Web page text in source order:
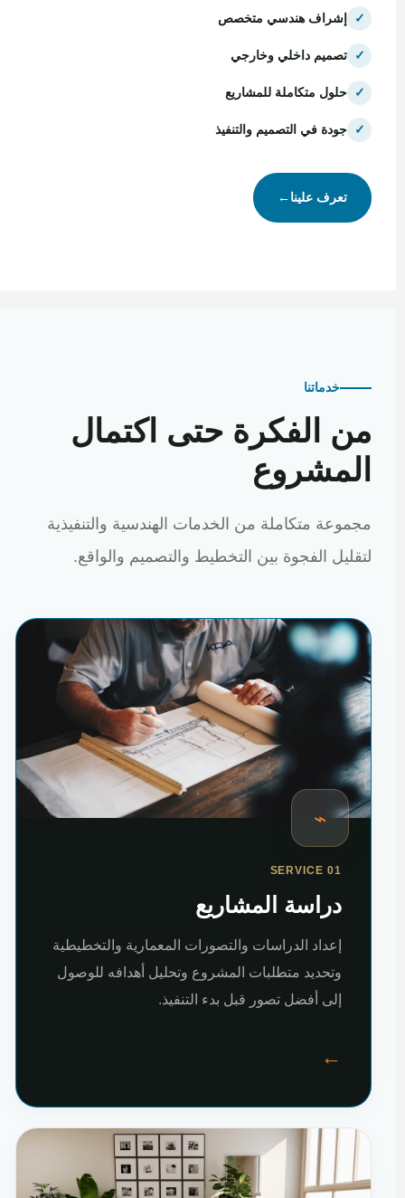
✓ إشراف هندسي متخصص
✓ تصميم داخلي وخارجي
✓ حلول متكاملة للمشاريع
✓ جودة في التصميم والتنفيذ
تعرف علينا←
خدماتنا
من الفكرة حتى اكتمال
المشروع
مجموعة متكاملة من الخدمات الهندسية والتنفيذية
لتقليل الفجوة بين التخطيط والتصميم والواقع.
⌁
SERVICE 01
دراسة المشاريع
إعداد الدراسات والتصورات المعمارية والتخطيطية
وتحديد متطلبات المشروع وتحليل أهدافه للوصول
إلى أفضل تصور قبل بدء التنفيذ.
←